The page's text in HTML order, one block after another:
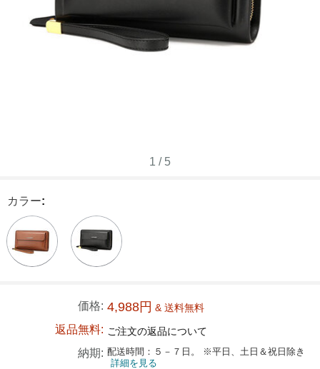
1 / 5
カラー:
価格: 4,988円 & 送料無料
返品無料: ご注文の返品について
納期: 配送時間：５－７日。 ※平日、土日＆祝日除き
詳細を見る